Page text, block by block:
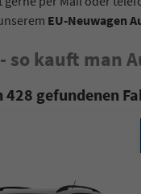
EU-Neuwagen
so kauft man
428 gefundenen